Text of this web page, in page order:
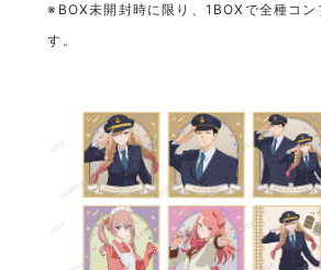
※BOX未開封時に限り、1BOXで全種コン
す。